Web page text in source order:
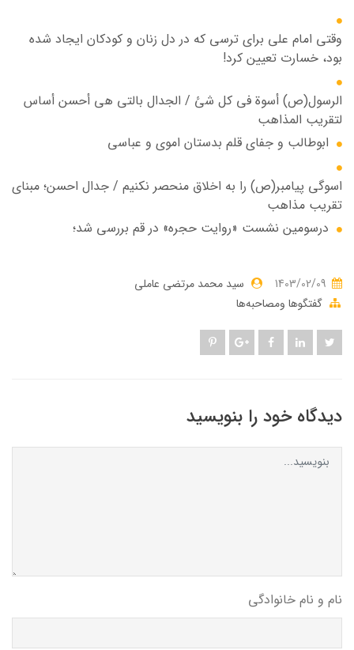
وقتی امام علی برای ترسی که در دل زنان و کودکان ایجاد شده
بود، خسارت تعیین کرد!
الرسول(ص) أسوة في کل شئ / الجدال بالتي هي أحسن أساس
لتقریب المذاهب
ابوطالب و جفای قلم بدستان اموی و عباسی
اسوگی پیامبر(ص) را به اخلاق منحصر نکنیم / جدال احسن؛ مبنای
تقریب مذاهب
درسومین نشست «روایت حجره» در قم بررسی شد؛
سید محمد مرتضی عاملی
گفتگوها ومصاحبه‌ها
دیدگاه خود را بنویسید
نام و نام خانوادگی